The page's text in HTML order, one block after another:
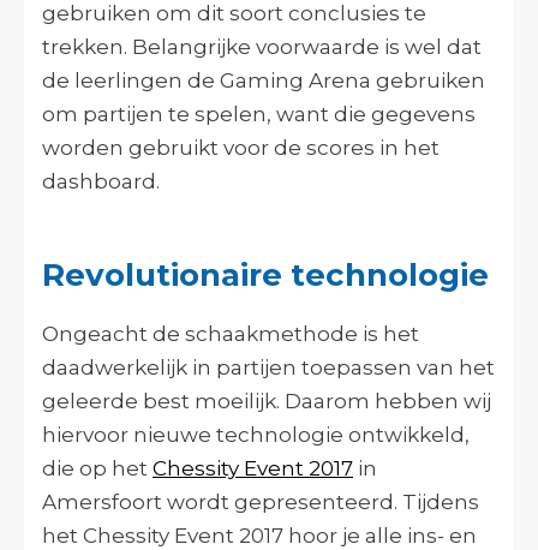
gebruiken om dit soort conclusies te
trekken. Belangrijke voorwaarde is wel dat
de leerlingen de Gaming Arena gebruiken
om partijen te spelen, want die gegevens
worden gebruikt voor de scores in het
dashboard.
Revolutionaire technologie
Ongeacht de schaakmethode is het
daadwerkelijk in partijen toepassen van het
geleerde best moeilijk. Daarom hebben wij
hiervoor nieuwe technologie ontwikkeld,
die op het Chessity Event 2017 in
Amersfoort wordt gepresenteerd. Tijdens
het Chessity Event 2017 hoor je alle ins- en